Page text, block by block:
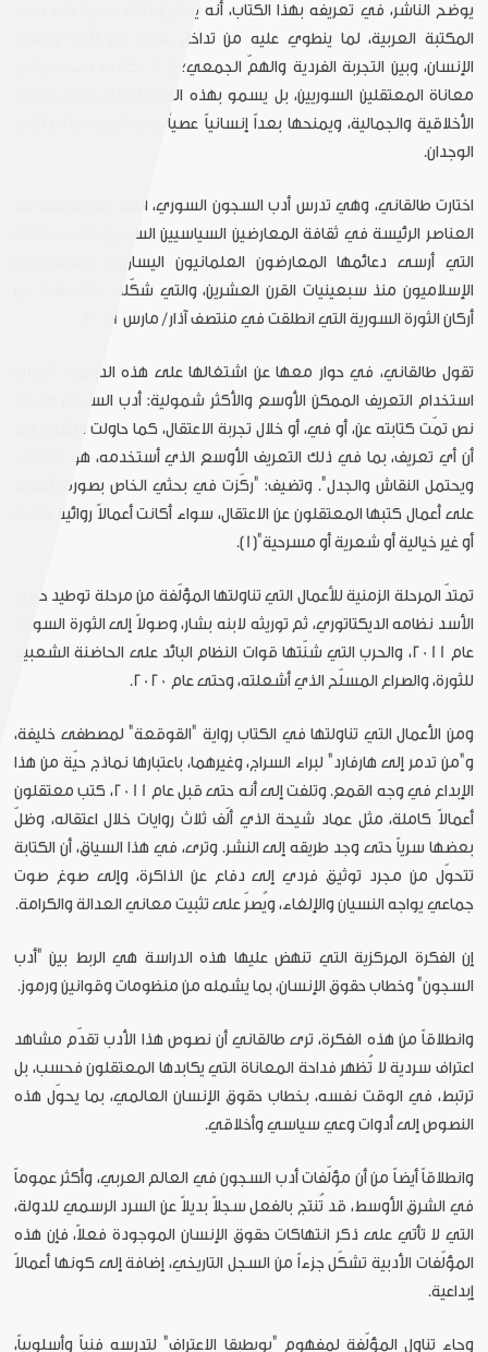
يوضّح الناشر، في تعريفه بهذا الكتاب، أنه يمثّل إضافة نوعية إلى رصيد
المكتبة العربية، لما ينطوي عليه من تداخل عميق بين الأدب وحقوق
الإنسان، وبين التجربة الفردية والهمّ الجمعي؛ إذ لا يكتفي بمجرد توثيق
معاناة المعتقلين السوريين، بل يسمو بهذه المعاناة إلى مقام الكتابة
الأخلاقية والجمالية، ويمنحها بعداً إنسانياً عصياً على المحو، ونافذاً إلى
الوجدان.
اختارت طالقاني، وهي تدرس أدب السجون السوري، النظر إليه بوصفه أحد
العناصر الرئيسة في ثقافة المعارضين السياسيين السوريين، لا سيّما تلك
التي أرسى دعائمها المعارضون العلمانيون اليساريون والمعارضون
الإسلاميون منذ سبعينيات القرن العشرين، والتي شكّلت ركناً مهمّاً من
أركان الثورة السورية التي انطلقت في منتصف آذار/ مارس 2011.
تقول طالقاني، في حوار معها عن اشتغالها على هذه الدراسة: "حاولت
استخدام التعريف الممكن الأوسع والأكثر شمولية: أدب السجون هو أي
نص تمّت كتابته عن، أو في، أو خلال تجربة الاعتقال، كما حاولت الإشارة إلى
أن أي تعريف، بما في ذلك التعريف الأوسع الذي أستخدمه، هو إشكالي
ويحتمل النقاش والجدل". وتضيف: "ركّزت في بحثي الخاص بصورة رئيسية
على أعمال كتبها المعتقلون عن الاعتقال، سواء أكانت أعمالاً روائية خيالية
أو غير خيالية أو شعرية أو مسرحية"[1].
تمتدّ المرحلة الزمنية للأعمال التي تناولتها المؤلّفة من مرحلة توطيد حافظ
الأسد نظامه الديكتاتوري، ثم توريثه لابنه بشار، وصولاً إلى الثورة السورية
عام 2011، والحرب التي شنّتها قوات النظام البائد على الحاضنة الشعبية
للثورة، والصراع المسلّح الذي أشعلته، وحتى عام 2020.
ومن الأعمال التي تناولتها في الكتاب رواية "القوقعة" لمصطفى خليفة،
و"من تدمر إلى هارفارد" لبراء السراج، وغيرهما، باعتبارها نماذج حيّة من هذا
الإبداع في وجه القمع. وتلفت إلى أنه حتى قبل عام 2011، كتب معتقلون
أعمالاً كاملة، مثل عماد شيحة الذي ألّف ثلاث روايات خلال اعتقاله، وظلّ
بعضها سرياً حتى وجد طريقه إلى النشر. وترى، في هذا السياق، أن الكتابة
تتحوّل من مجرد توثيق فردي إلى دفاع عن الذاكرة، وإلى صوغ صوت
جماعي يواجه النسيان والإلغاء، ويُصرّ على تثبيت معاني العدالة والكرامة.
إن الفكرة المركزية التي تنهض عليها هذه الدراسة هي الربط بين "أدب
السجون" وخطاب حقوق الإنسان، بما يشمله من منظومات وقوانين ورموز.
وانطلاقاً من هذه الفكرة، ترى طالقاني أن نصوص هذا الأدب تقدّم مشاهد
اعتراف سردية لا تُظهر فداحة المعاناة التي يكابدها المعتقلون فحسب، بل
ترتبط، في الوقت نفسه، بخطاب حقوق الإنسان العالمي، بما يحوّل هذه
النصوص إلى أدوات وعي سياسي وأخلاقي.
وانطلاقاً أيضاً من أن مؤلّفات أدب السجون في العالم العربي، وأكثر عموماً
في الشرق الأوسط، قد تُنتج بالفعل سجلاً بديلاً عن السرد الرسمي للدولة،
التي لا تأتي على ذكر انتهاكات حقوق الإنسان الموجودة فعلاً، فإن هذه
المؤلّفات الأدبية تشكّل جزءاً من السجل التاريخي، إضافة إلى كونها أعمالاً
إبداعية.
وجاء تناول المؤلّفة لمفهوم "بويطيقا الاعتراف" لتدرسه فنياً وأسلوبياً،